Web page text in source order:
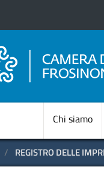
Chi siamo
REGISTRO DELLE